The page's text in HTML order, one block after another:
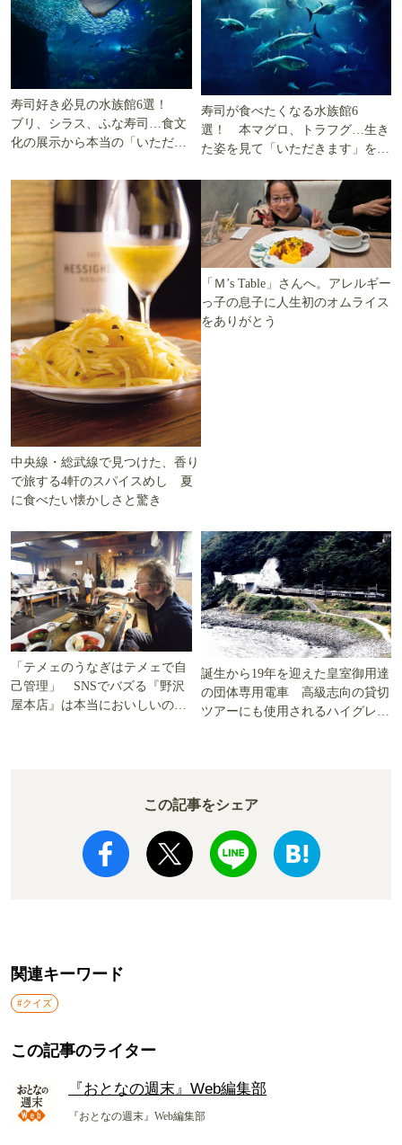
寿司好き必見の水族館6選！
ブリ、シラス、ふな寿司…食文
化の展示から本当の「いただき
寿司が食べたくなる水族館6
選！ 本マグロ、トラフグ…生き
た姿を見て「いただきます」を考
中央線・総武線で見つけた、香り
で旅する4軒のスパイスめし 夏
に食べたい懐かしさと驚き
「Ｍ’s Table」さんへ。アレルギー
っ子の息子に人生初のオムライス
をありがとう
「テメェのうなぎはテメェで自
己管理」 SNSでバズる『野沢
屋本店』は本当においしいの
誕生から19年を迎えた皇室御用達
の団体専用電車 高級志向の貸切
ツアーにも使用されるハイグレー
この記事をシェア
関連キーワード
#クイズ
この記事のライター
『おとなの週末』Web編集部
『おとなの週末』Web編集部